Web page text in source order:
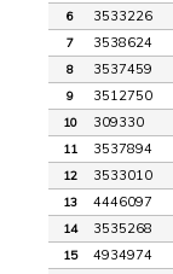
6 3533226
7 3538624
8 3537459
9 3512750
10 309330
11 3537894
12 3533010
13 4446097
14 3535268
15 4934974